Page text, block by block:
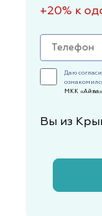
+20% к
Даю
МКК «Айва»
Вы из